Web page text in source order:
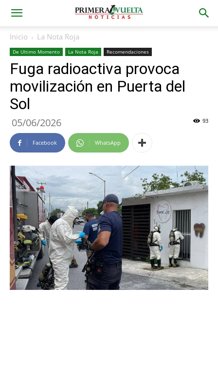
Inicio La Nota Roja
De Ultimo Momento La Nota Roja Recomendaciones
Fuga radioactiva provoca
movilización en Puerta del
Sol
05/06/2026 93
Facebook WhatsApp